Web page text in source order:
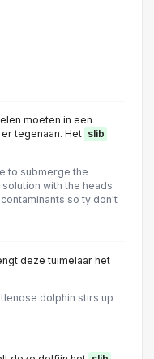
moeten in een
tegenaan. Het slib
to submerge the
with the heads
so ty don't
deze tuimelaar het
dolphin stirs up